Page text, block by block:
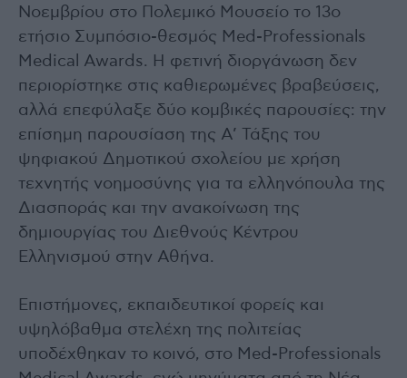
Νοεμβρίου στο Πολεμικό Μουσείο το 13ο
ετήσιο Συμπόσιο-θεσμός Med-Professionals
Medical Awards. Η φετινή διοργάνωση δεν
περιορίστηκε στις καθιερωμένες βραβεύσεις,
αλλά επεφύλαξε δύο κομβικές παρουσίες: την
επίσημη παρουσίαση της Α’ Τάξης του
ψηφιακού Δημοτικού σχολείου με χρήση
τεχνητής νοημοσύνης για τα ελληνόπουλα της
Διασποράς και την ανακοίνωση της
δημιουργίας του Διεθνούς Κέντρου
Ελληνισμού στην Αθήνα.
Επιστήμονες, εκπαιδευτικοί φορείς και
υψηλόβαθμα στελέχη της πολιτείας
υποδέχθηκαν το κοινό, στο Med-Professionals